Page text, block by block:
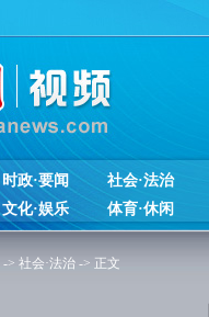
时政·要闻 社会·法治
文化·娱乐
体育·休闲
-> 社会·法治 -> 正文